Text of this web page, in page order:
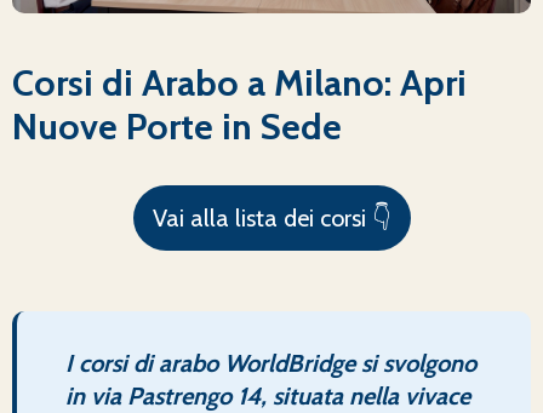
Corsi di Arabo a Milano: Apri
Nuove Porte in Sede
Vai alla lista dei corsi 👇
I corsi di arabo WorldBridge si svolgono
in via Pastrengo 14, situata nella vivace